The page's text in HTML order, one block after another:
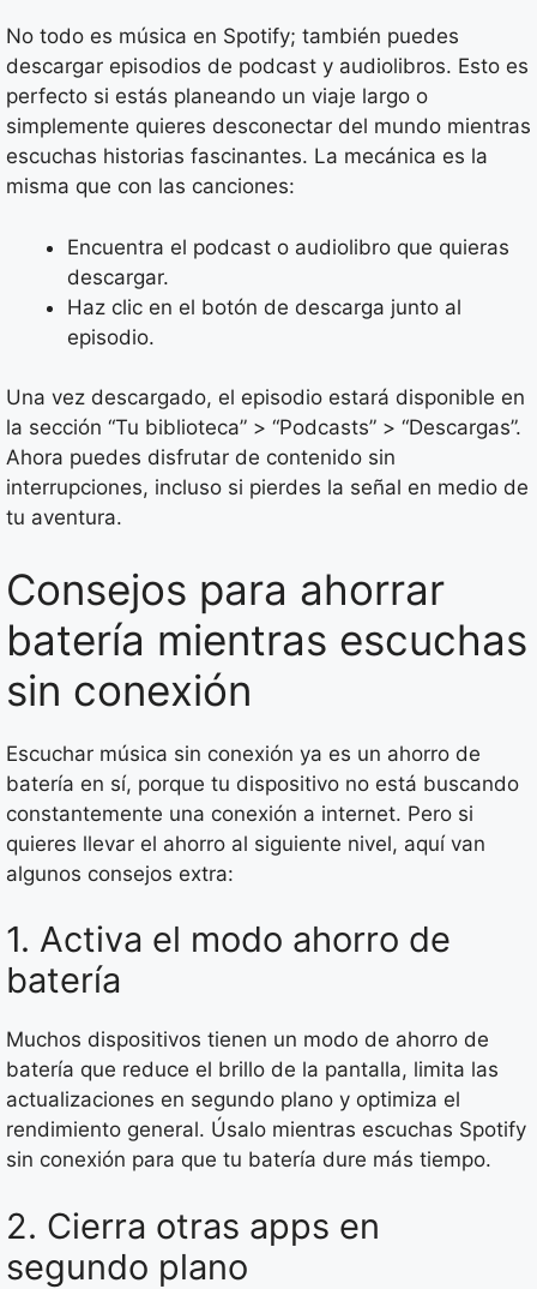
No todo es música en Spotify; también puedes
descargar episodios de podcast y audiolibros. Esto es
perfecto si estás planeando un viaje largo o
simplemente quieres desconectar del mundo mientras
escuchas historias fascinantes. La mecánica es la
misma que con las canciones:
Encuentra el podcast o audiolibro que quieras
descargar.
Haz clic en el botón de descarga junto al
episodio.
Una vez descargado, el episodio estará disponible en
la sección “Tu biblioteca” > “Podcasts” > “Descargas”.
Ahora puedes disfrutar de contenido sin
interrupciones, incluso si pierdes la señal en medio de
tu aventura.
Consejos para ahorrar
batería mientras escuchas
sin conexión
Escuchar música sin conexión ya es un ahorro de
batería en sí, porque tu dispositivo no está buscando
constantemente una conexión a internet. Pero si
quieres llevar el ahorro al siguiente nivel, aquí van
algunos consejos extra:
1. Activa el modo ahorro de
batería
Muchos dispositivos tienen un modo de ahorro de
batería que reduce el brillo de la pantalla, limita las
actualizaciones en segundo plano y optimiza el
rendimiento general. Úsalo mientras escuchas Spotify
sin conexión para que tu batería dure más tiempo.
2. Cierra otras apps en
segundo plano